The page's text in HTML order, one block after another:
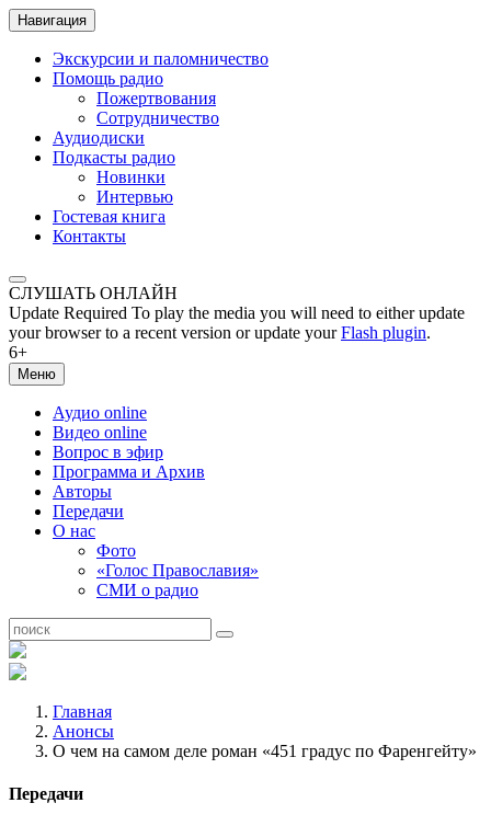
Навигация
Экскурсии и паломничество
Помощь радио
Пожертвования
Сотрудничество
Аудиодиски
Подкасты радио
Новинки
Интервью
Гостевая книга
Контакты
СЛУШАТЬ ОНЛАЙН
Update Required To play the media you will need to either update
your browser to a recent version or update yourFlash plugin.
6+
Меню
Аудио online
Видео online
Вопрос в эфир
Программа и Архив
Авторы
Передачи
О нас
Фото
«Голос Православия»
СМИ о радио
Главная
Анонсы
О чем на самом деле роман «451 градус по Фаренгейту»
Передачи